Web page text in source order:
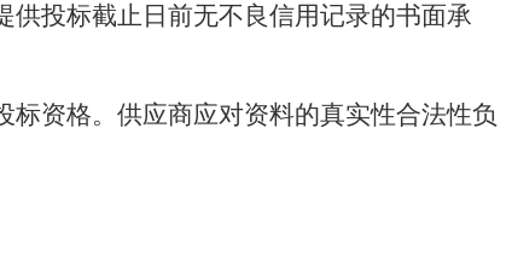
供投标截止日前无不良信用记录的书面承
标资格。供应商应对资料的真实性合法性负